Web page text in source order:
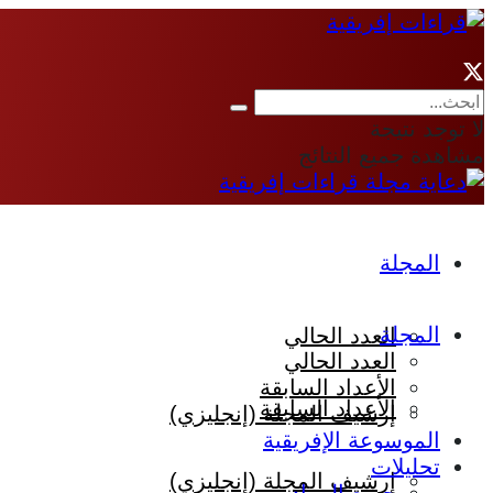
لا توجد نتيجة
مشاهدة جميع النتائج
المجلة
العدد الحالي
الأعداد السابقة
إرشيف المجلة (إنجليزي)
المجلة
العدد الحالي
الأعداد السابقة
إرشيف المجلة (إنجليزي)
الموسوعة الإفريقية
تحليلات